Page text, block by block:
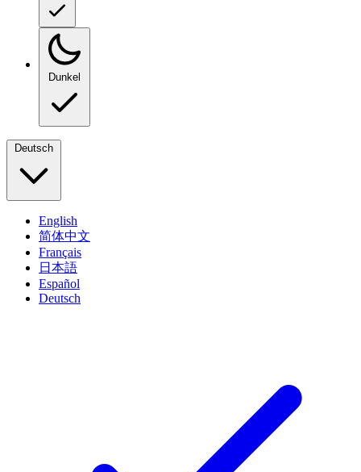
Dunkel
Deutsch
English
简体中文
Français
日本語
Español
Deutsch